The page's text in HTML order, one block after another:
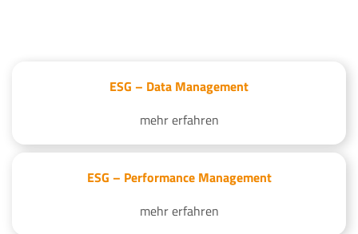
ESG – Data Management
mehr erfahren
ESG – Performance Management
mehr erfahren